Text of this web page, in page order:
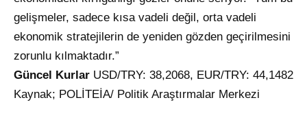
gelişmeler, sadece kısa vadeli değil, orta vadeli
ekonomik stratejilerin de yeniden gözden geçirilmesini
zorunlu kılmaktadır.”
Güncel Kurlar USD/TRY: 38,2068, EUR/TRY: 44,1482
Kaynak; POLİTEİA/ Politik Araştırmalar Merkezi